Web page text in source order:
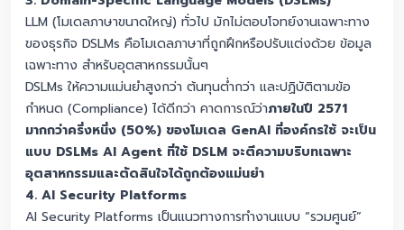
LLM (โมเดลภาษาขนาดใหญ่) ทั่วไป มักไม่ตอบโจทย์งานเฉพาะทาง
ของธุรกิจ DSLMs คือโมเดลภาษาที่ถูกฝึกหรือปรับแต่งด้วย ข้อมูล
เฉพาะทาง สำหรับอุตสาหกรรมนั้นๆ
DSLMs ให้ความแม่นยำสูงกว่า ต้นทุนต่ำกว่า และปฏิบัติตามข้อ
กำหนด (Compliance) ได้ดีกว่า คาดการณ์ว่าภายในปี 2571
มากกว่าครึ่งหนึ่ง (50%) ของโมเดล GenAI ที่องค์กรใช้ จะเป็น
แบบ DSLMs AI Agent ที่ใช้ DSLM จะตีความบริบทเฉพาะ
อุตสาหกรรมและตัดสินใจได้ถูกต้องแม่นยำ
4. AI Security Platforms
AI Security Platforms เป็นแนวทางการทำงานแบบ “รวมศูนย์”